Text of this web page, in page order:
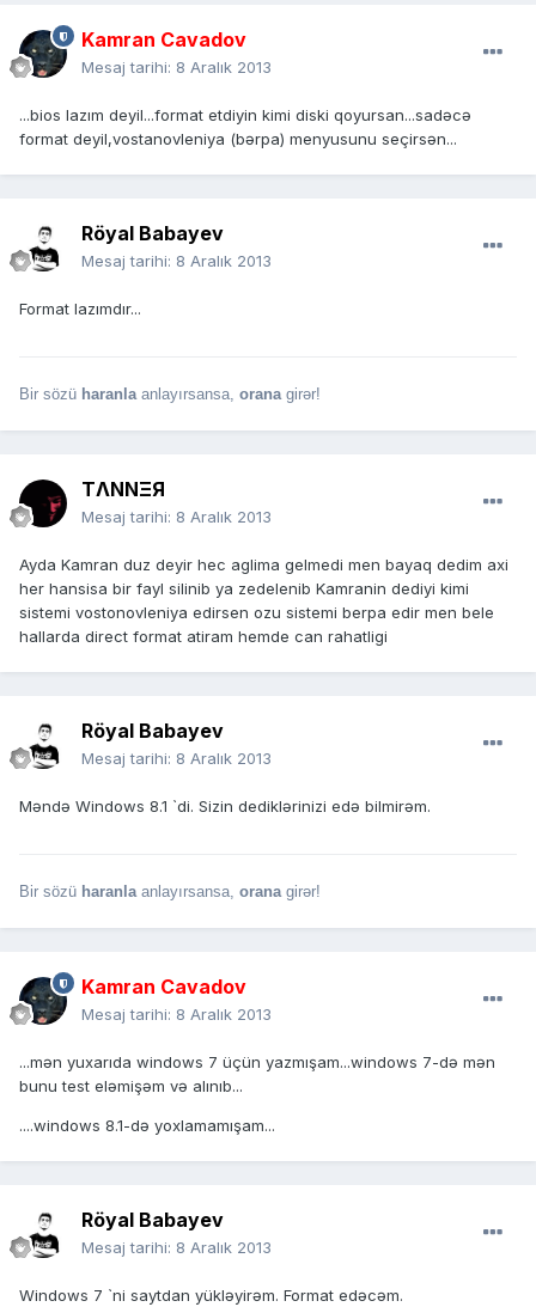
Kamran Cavadov
Mesaj tarihi: 8 Aralık 2013
...bios lazım deyil...format etdiyin kimi diski qoyursan...sadəcə
format deyil,vostanovleniya (bərpa) menyusunu seçirsən...
Röyal Babayev
Mesaj tarihi: 8 Aralık 2013
Format lazımdır...
Bir sözü haranla anlayırsansa, orana girər!
TΛNNΞЯ
Mesaj tarihi: 8 Aralık 2013
Ayda Kamran duz deyir hec aglima gelmedi men bayaq dedim axi
her hansisa bir fayl silinib ya zedelenib Kamranin dediyi kimi
sistemi vostonovleniya edirsen ozu sistemi berpa edir men bele
hallarda direct format atiram hemde can rahatligi
Röyal Babayev
Mesaj tarihi: 8 Aralık 2013
Məndə Windows 8.1 `di. Sizin dediklərinizi edə bilmirəm.
Bir sözü haranla anlayırsansa, orana girər!
Kamran Cavadov
Mesaj tarihi: 8 Aralık 2013
...mən yuxarıda windows 7 üçün yazmışam...windows 7-də mən
bunu test eləmişəm və alınıb...
....windows 8.1-də yoxlamamışam...
Röyal Babayev
Mesaj tarihi: 8 Aralık 2013
Windows 7 `ni saytdan yükləyirəm. Format edəcəm.